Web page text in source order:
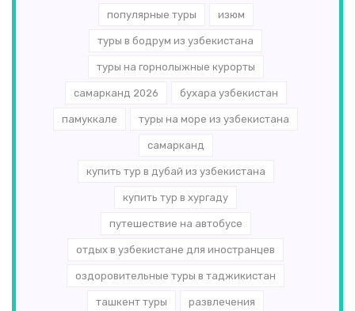
популярные туры изюм
туры в бодрум из узбекистана
туры на горнолыжные курорты
самарканд 2026 бухара узбекистан
памуккале туры на море из узбекистана
самарканд
купить тур в дубай из узбекистана
купить тур в хургаду
путешествие на автобусе
отдых в узбекистане для иностранцев
оздоровительные туры в таджикистан
ташкент туры развлечения